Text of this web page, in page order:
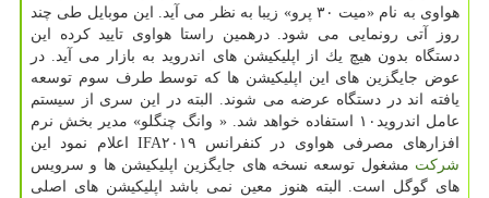
هواوی به نام «میت ۳۰ پرو» زیبا به نظر می آید. این موبایل طی چند
روز آتی رونمایی می شود. درهمین راستا هواوی تایید كرده این
دستگاه بدون هیچ یك از اپلیكیشن های اندروید به بازار می آید. در
عوض جایگزین های این اپلیكیشن ها كه توسط طرف سوم توسعه
یافته اند در دستگاه عرضه می شوند. البته در این سری از سیستم
عامل اندروید۱۰ استفاده خواهد شد. « وانگ چنگلو» مدیر بخش نرم
افزارهای مصرفی هواوی در كنفرانس IFA۲۰۱۹ اعلام نمود این
شركت مشغول توسعه نسخه های جایگزین اپلیكیشن ها و سرویس
های گوگل است. البته هنوز معین نمی باشد اپلیكیشن های اصلی